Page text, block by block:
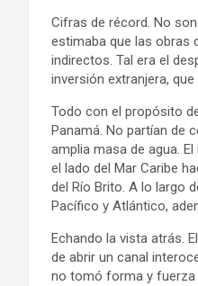
Cifras de récord. No
estimaba que las obras
indirectos. Tal era el
inversión extranjera,
Todo con el propósito
Panamá. No partían de
amplia masa de agua.
el lado del Mar Caribe
del Río Brito. A lo largo
Pacífico y Atlántico,
Echando la vista atrás.
de abrir un canal
no tomó forma y fuerza